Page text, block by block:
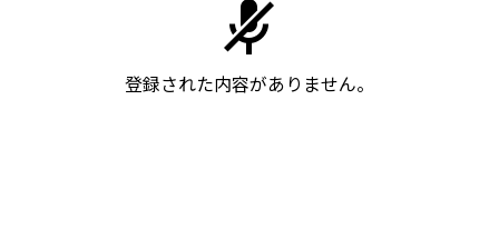
登録された内容がありません。